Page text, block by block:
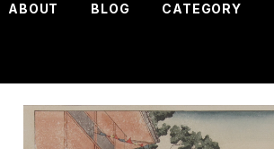
ABOUT BLOG CATEGORY